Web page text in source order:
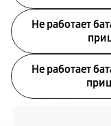
Не работает
Не работает